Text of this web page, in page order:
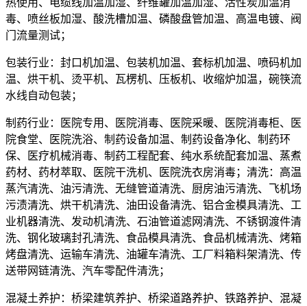
热使用、电缆线加温加湿、纤维罐加温加湿、活性炭加温消
毒、喷丝板加湿、酸洗槽加温、磷酸盘管加温、高温电镀、阀
门流量测试；
包装行业：封口机加温、包装机加温、套标机加温、喷码机加
温、烘干机、烫平机、瓦楞机、压板机、收缩炉加温，碗筷流
水线自动包装；
制药行业：医院专用、医院消毒、医院采暖、医院消毒柜、医
院食堂、医院洗浴、制药设备加温、制药设备净化、制药环
保、医疗机械消毒、制药工程配套、纯水系统配套加温、蒸煮
药材、药材萃取、医院干洗机、医院洗衣房消毒；清洗：高温
蒸汽清洗、油污清洗、无缝管道清洗、厨房油污清洗、飞机场
污渍清洗、烘干机清洗、油田设备清洗、铝合金模具清洗、工
业机器清洗、发动机清洗、石油管道滤网清洗、不锈钢渡件清
洗、钢化玻璃封孔清洗、食品模具清洗、食品机械清洗、烤箱
烤盘清洗、运输车清洗、油罐车清洗、工厂料箱料架清洗、传
送带网链清洗、汽车零配件清洗；
混凝土养护：桥梁建筑养护、桥梁道路养护、铁路养护、混凝